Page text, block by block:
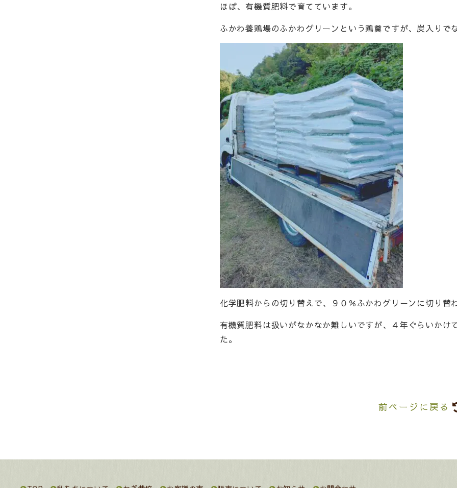
ほぼ、有機質肥料で育てています。
ふかわ養鶏場のふかわグリーンという鶏糞ですが、炭入りで
化学肥料からの切り替えで、９０％ふかわグリーンに切り替
有機質肥料は扱いがなかなか難しいですが、４年ぐらいかけ
た。
前ページに戻る